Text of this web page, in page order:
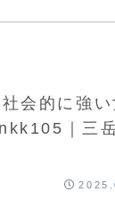
会的に強い
｜三